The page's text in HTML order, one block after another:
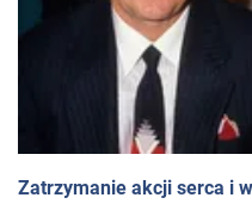
Zatrzymanie akcji serca i